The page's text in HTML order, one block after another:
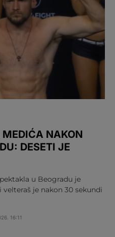
NAKON
DESETI JE
u Beogradu je
je nakon 30 sekundi
16:11